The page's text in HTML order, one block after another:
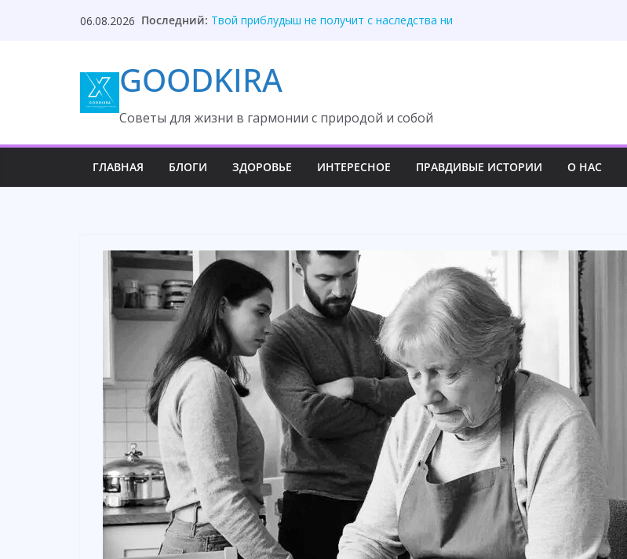
06.08.2026 Последний: Твой приблудыш не получит с наследства ни
Она ждала измену, но встретила правду
После унижения невестка изменила свою жизнь
GOODKIRA
Cоветы для жизни в гармонии с природой и собой
ГЛАВНАЯ БЛОГИ ЗДОРОВЬЕ ИНТЕРЕСНОЕ ПРАВДИВЫЕ ИСТОРИИ О НАС